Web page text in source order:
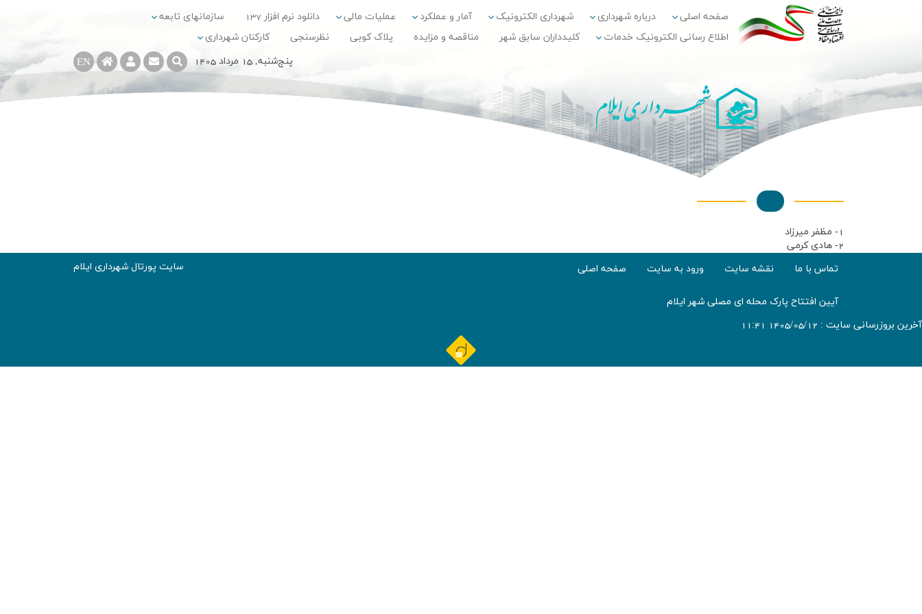
صفحه اصلی درباره شهرداری شهرداری الکترونیک آمار و عملکرد عملیات مالی دانلود نرم افزار 137
سازمانهای تابعه
اطلاع رسانی الکترونیک خدمات
کلیدداران سابق شهر مناقصه و مزایده پلاک کوبی نظرسنجی کارکنان شهرداری
EN پنج‌شنبه, 15 مرداد 1405
1- مظفر میرزاد
2- هادی کرمی
تماس با ما
نقشه سایت ورود به سایت صفحه اصلی
آیین افتتاح پارک محله ای مصلی شهر ایلام
سایت پورتال شهرداری ایلام
آخرین بروزرسانی سایت : 1405/05/12 11:41